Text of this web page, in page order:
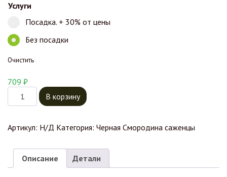
Услуги
Посадка. + 30% от цены
Без посадки
Очистить
709 ₽
Количество товара Черная Смородина Изюмная
В корзину
Артикул: Н/Д Категория: Черная Смородина саженцы
Описание Детали